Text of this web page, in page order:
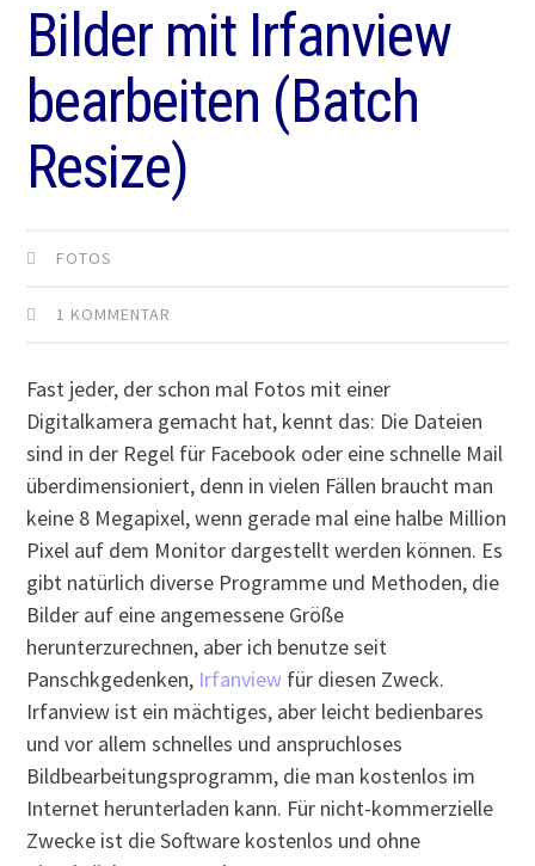
Bilder mit Irfanview
bearbeiten (Batch
Resize)
FOTOS
1 KOMMENTAR
Fast jeder, der schon mal Fotos mit einer
Digitalkamera gemacht hat, kennt das: Die Dateien
sind in der Regel für Facebook oder eine schnelle Mail
überdimensioniert, denn in vielen Fällen braucht man
keine 8 Megapixel, wenn gerade mal eine halbe Million
Pixel auf dem Monitor dargestellt werden können. Es
gibt natürlich diverse Programme und Methoden, die
Bilder auf eine angemessene Größe
herunterzurechnen, aber ich benutze seit
Panschkgedenken, Irfanview für diesen Zweck.
Irfanview ist ein mächtiges, aber leicht bedienbares
und vor allem schnelles und anspruchloses
Bildbearbeitungsprogramm, die man kostenlos im
Internet herunterladen kann. Für nicht-kommerzielle
Zwecke ist die Software kostenlos und ohne